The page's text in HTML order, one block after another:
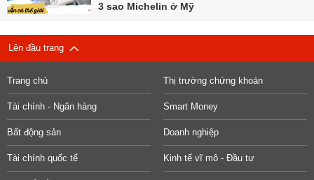
3 sao Michelin ở Mỹ
Lên đầu trang
Trang chủ Thị trường chứng khoán
Tài chính - Ngân hàng Smart Money
Bất động sản Doanh nghiệp
Tài chính quốc tế Kinh tế vĩ mô - Đầu tư